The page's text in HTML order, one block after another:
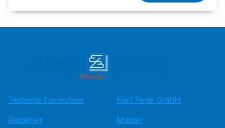
Testseite Formulare
Ratgeber
Karl Tepe GmbH
Master